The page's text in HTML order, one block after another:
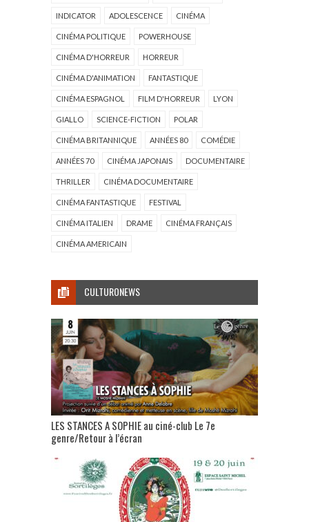
INDICATOR ADOLESCENCE CINÉMA
CINÉMA POLITIQUE POWERHOUSE
CINÉMA D'HORREUR HORREUR
CINÉMA D'ANIMATION FANTASTIQUE
CINÉMA ESPAGNOL FILM D'HORREUR LYON
GIALLO SCIENCE-FICTION POLAR
CINÉMA BRITANNIQUE ANNÉES 80 COMÉDIE
ANNÉES 70 CINÉMA JAPONAIS DOCUMENTAIRE
THRILLER CINÉMA DOCUMENTAIRE
CINÉMA FANTASTIQUE FESTIVAL
CINÉMA ITALIEN DRAME CINÉMA FRANÇAIS
CINÉMA AMERICAIN
CULTURONEWS
LES STANCES A SOPHIE au ciné-club Le 7e
genre/Retour à l’écran